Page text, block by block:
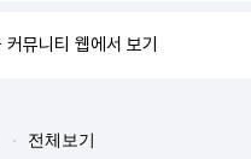
뮤니티 웹에서 보기
전체보기